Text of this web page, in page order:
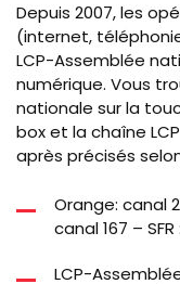
Depuis 2007, les
(internet,
LCP-Assemblée
numérique. Vous
nationale sur la
box et la chaîne
après précisés
Orange: canal
canal 167 –
LCP-